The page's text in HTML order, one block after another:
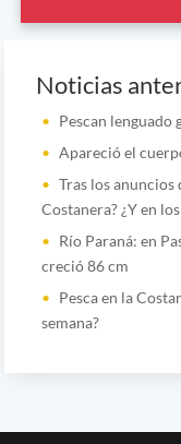
Noticias
Pescan lenguado
Apareció el
Tras los anuncios
Costanera? ¿Y en
Río Paraná: en
creció 86 cm
Pesca en la
semana?